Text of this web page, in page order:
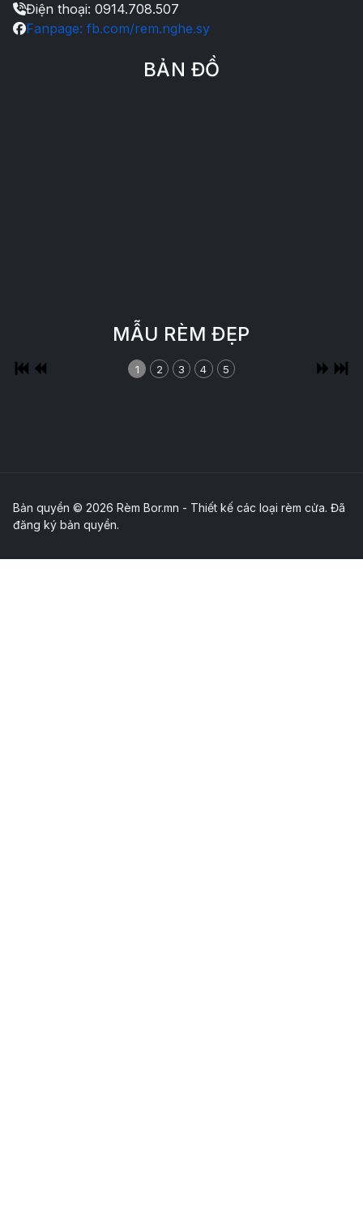
Điện thoại: 0914.708.507
Fanpage: fb.com/rem.nghe.sy
BẢN ĐỒ
MẪU RÈM ĐẸP
1 2 3 4 5
Bản quyền © 2026 Rèm Bor.mn - Thiết kế các loại rèm cửa. Đã
đăng ký bản quyền.